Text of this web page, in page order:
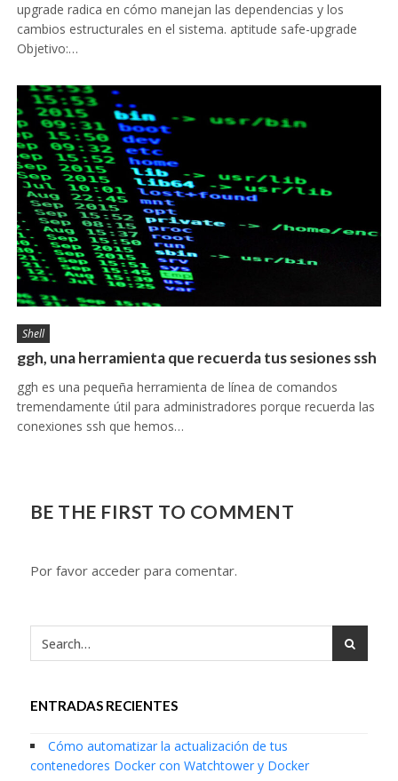
upgrade radica en cómo manejan las dependencias y los
cambios estructurales en el sistema. aptitude safe-upgrade
Objetivo:…
Shell
ggh, una herramienta que recuerda tus sesiones ssh
ggh es una pequeña herramienta de línea de comandos
tremendamente útil para administradores porque recuerda las
conexiones ssh que hemos…
BE THE FIRST TO COMMENT
Por favor acceder para comentar.
ENTRADAS RECIENTES
Cómo automatizar la actualización de tus
contenedores Docker con Watchtower y Docker